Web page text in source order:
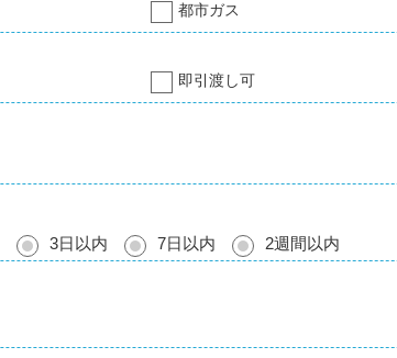
都市ガス
即引渡し可
3日以内 7日以内 2週間以内